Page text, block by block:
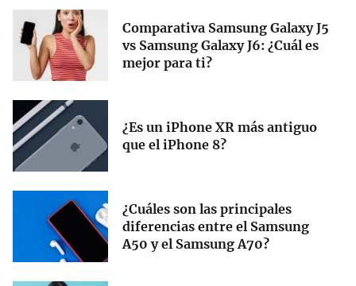
Comparativa Samsung Galaxy J5
vs Samsung Galaxy J6: ¿Cuál es
mejor para ti?
¿Es un iPhone XR más antiguo
que el iPhone 8?
¿Cuáles son las principales
diferencias entre el Samsung
A50 y el Samsung A70​?